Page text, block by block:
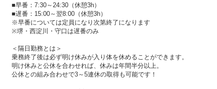
■早番：7:30～24:30（休憩3h）
■遅番：15:00～翌8:00（休憩3h）
※早番については定員になり次第終了になります
※堺・西淀川・守口は遅番のみ
＜隔日勤務とは＞
乗務終了後は必ず明け休みが入り体を休めることができます。
明け休みと公休を合わせれば、休みは年間半分以上。
公休との組み合わせで3～5連休の取得も可能です！